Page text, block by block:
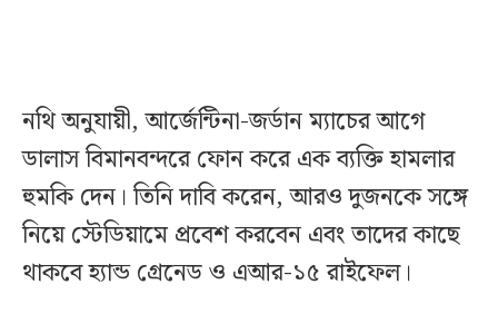
নথি অনুযায়ী, আর্জেন্টিনা-জর্ডান ম্যাচের আগে
ডালাস বিমানবন্দরে ফোন করে এক ব্যক্তি হামলার
হুমকি দেন। তিনি দাবি করেন, আরও দুজনকে সঙ্গে
নিয়ে স্টেডিয়ামে প্রবেশ করবেন এবং তাদের কাছে
থাকবে হ্যান্ড গ্রেনেড ও এআর-১৫ রাইফেল।